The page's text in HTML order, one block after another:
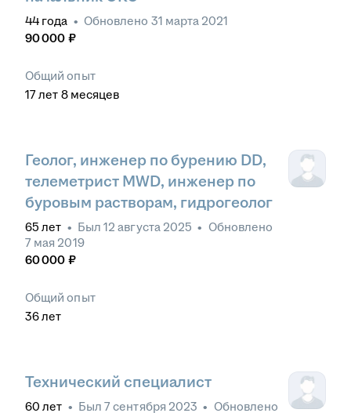
44 года • Обновлено 31 марта 2021
90 000 ₽
Общий опыт
17лет 8 месяцев
Геолог, инженер по бурению DD,
телеметрист MWD, инженер по
буровым растворам, гидрогеолог
65 лет • Был 12 августа 2025 • Обновлено
7 мая 2019
60 000 ₽
Общий опыт
36лет
Технический специалист
60 лет • Был 7 сентября 2023 • Обновлено